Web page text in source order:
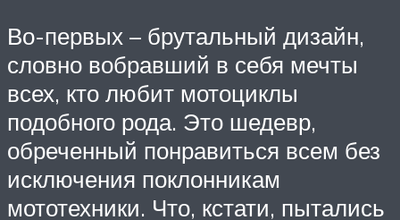
Во-первых – брутальный дизайн,
словно вобравший в себя мечты
всех, кто любит мотоциклы
подобного рода. Это шедевр,
обреченный понравиться всем без
исключения поклонникам
мототехники. Что, кстати, пытались